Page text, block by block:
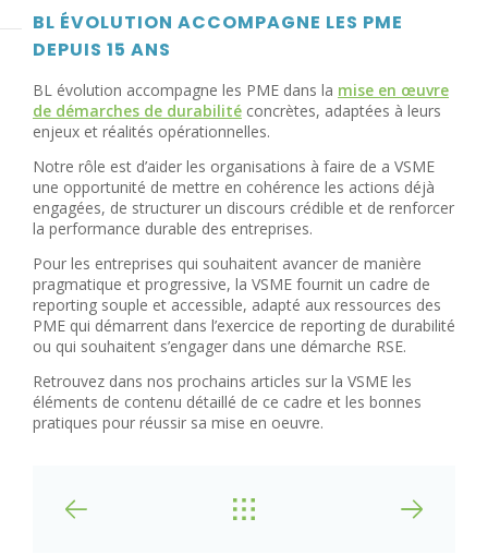
BL ÉVOLUTION ACCOMPAGNE LES PME
DEPUIS 15 ANS
BL évolution accompagne les PME dans la mise en œuvre
de démarches de durabilité concrètes, adaptées à leurs
enjeux et réalités opérationnelles.
Notre rôle est d’aider les organisations à faire de a VSME
une opportunité de mettre en cohérence les actions déjà
engagées, de structurer un discours crédible et de renforcer
la performance durable des entreprises.
Pour les entreprises qui souhaitent avancer de manière
pragmatique et progressive, la VSME fournit un cadre de
reporting souple et accessible, adapté aux ressources des
PME qui démarrent dans l’exercice de reporting de durabilité
ou qui souhaitent s’engager dans une démarche RSE.
Retrouvez dans nos prochains articles sur la VSME les
éléments de contenu détaillé de ce cadre et les bonnes
pratiques pour réussir sa mise en oeuvre.